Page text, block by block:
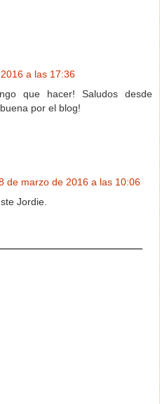
a las 17:36
que hacer! Saludos desde
por el blog!
de marzo de 2016 a las 10:06
Jordie.